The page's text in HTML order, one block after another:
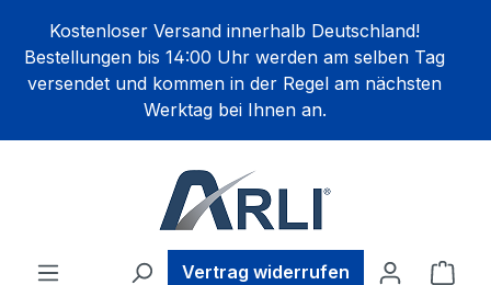
springen
Kostenloser Versand innerhalb Deutschland!
Bestellungen bis 14:00 Uhr werden am selben Tag
versendet und kommen in der Regel am nächsten
Werktag bei Ihnen an.
Vertrag widerrufen